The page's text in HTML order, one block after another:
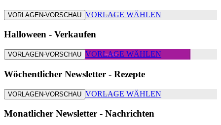
VORLAGEN-VORSCHAU VORLAGE WÄHLEN
Halloween - Verkaufen
VORLAGEN-VORSCHAU VORLAGE WÄHLEN
Wöchentlicher Newsletter - Rezepte
VORLAGEN-VORSCHAU VORLAGE WÄHLEN
Monatlicher Newsletter - Nachrichten